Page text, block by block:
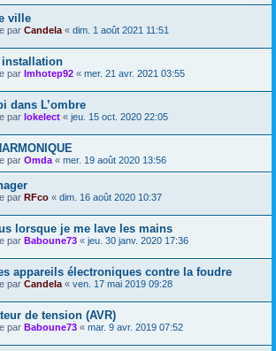
ville
par Candela « dim. 1 août 2021 11:51
par Imhotep92 « mer. 21 avr. 2021 03:55
dans L’ombre
par lokelect « jeu. 15 oct. 2020 22:05
par Omda « mer. 19 août 2020 13:56
par RFco « dim. 16 août 2020 10:37
lorsque je me lave les mains
par Baboune73 « jeu. 30 janv. 2020 17:36
appareils électroniques contre la foudre
par Candela « ven. 17 mai 2019 09:28
de tension (AVR)
par Baboune73 « mar. 9 avr. 2019 07:52